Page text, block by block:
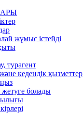
жұмыс істейді
турагент
кедендік қызметтер
болады